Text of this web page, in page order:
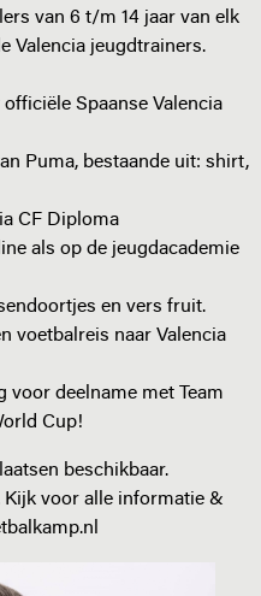
van 6 t/m 14 jaar van elk
Valencia jeugdtrainers.
Spaanse Valencia
Puma, bestaande uit: shirt,
CF Diploma
als op de jeugdacademie
en vers fruit.
voetbalreis naar Valencia
deelname met Team
Cup!
beschikbaar.
voor alle informatie &